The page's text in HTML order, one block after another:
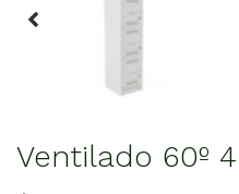
Ventilado 60º